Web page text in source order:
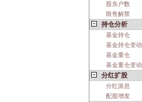
股东户数
限售解禁
持仓分析
基金持仓
基金持仓变动
基金重仓
基金重仓变动
分红扩股
分红派息
配股增发